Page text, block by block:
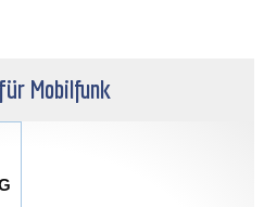
Mobilfunk